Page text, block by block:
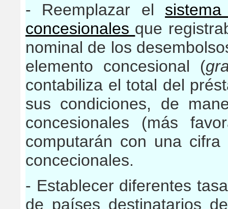
- Reemplazar el
concesionales que
nominal de los
elemento concesional (
contabiliza el total del
sus condiciones, de
concesionales (más
computarán con una
concecionales.
- Establecer diferentes
de países destinatarios